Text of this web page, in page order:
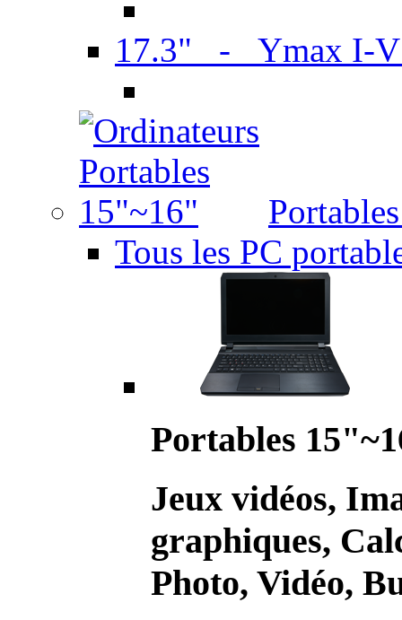
17.3" - Ymax I-
Tous les PC
Portables
Jeux vidéos,
graphiques,
Photo, Vidéo,